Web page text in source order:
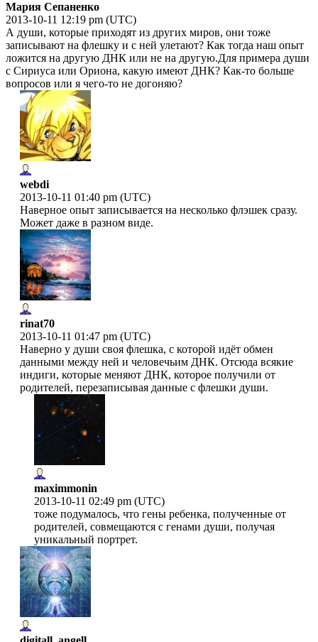
Мария Сепаненко
2013-10-11 12:19 pm (UTC)
А души, которые приходят из других миров, они тоже
записывают на флешку и с ней улетают? Как тогда наш опыт
ложится на другую ДНК или не на другую.Для примера души
с Сириуса или Ориона, какую имеют ДНК? Как-то больше
вопросов или я чего-то не догоняю?
webdi
2013-10-11 01:40 pm (UTC)
Наверное опыт записывается на несколько флэшек сразу.
Может даже в разном виде.
rinat70
2013-10-11 01:47 pm (UTC)
Наверно у души своя флешка, с которой идёт обмен
данными между ней и человечьим ДНК. Отсюда всякие
индиги, которые меняют ДНК, которое получили от
родителей, перезаписывая данные с флешки души.
maximmonin
2013-10-11 02:49 pm (UTC)
тоже подумалось, что гены ребенка, полученные от
родителей, совмещаются с генами души, получая
уникальный портрет.